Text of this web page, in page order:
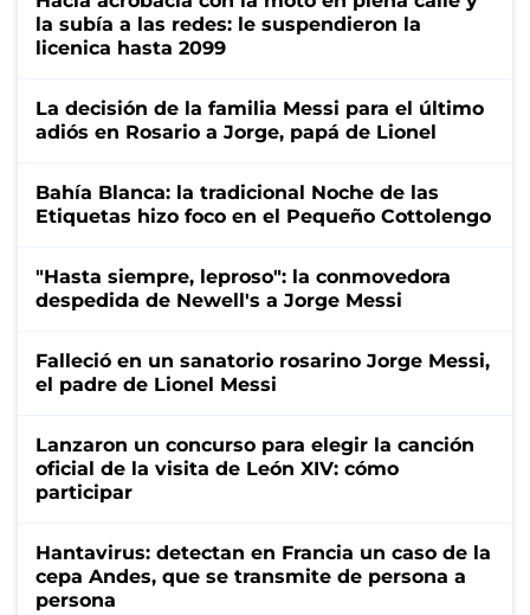
la subía a las redes: le suspendieron la
licenica hasta 2099
La decisión de la familia Messi para el último
adiós en Rosario a Jorge, papá de Lionel
Bahía Blanca: la tradicional Noche de las
Etiquetas hizo foco en el Pequeño Cottolengo
"Hasta siempre, leproso": la conmovedora
despedida de Newell's a Jorge Messi
Falleció en un sanatorio rosarino Jorge Messi,
el padre de Lionel Messi
Lanzaron un concurso para elegir la canción
oficial de la visita de León XIV: cómo
participar
Hantavirus: detectan en Francia un caso de la
cepa Andes, que se transmite de persona a
persona